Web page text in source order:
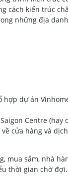
cách kiến trúc
những địa
dự án
Centre
cửa hàng và
sắm, nhà
thời gian chờ